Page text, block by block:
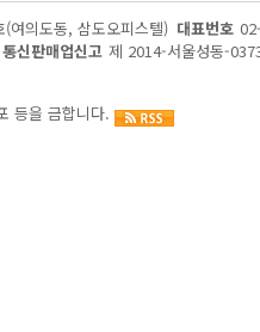
여의도동, 삼도오피스텔) 대표번호
통신판매업신고 제 2014-서울성동-
등을 금합니다.